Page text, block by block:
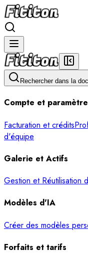
Rechercher dans la
Compte et
Facturation et crédits
d'équipe
Galerie et Actifs
Gestion et Réutilisation
Modèles d'IA
Créer des modèles
Forfaits et tarifs